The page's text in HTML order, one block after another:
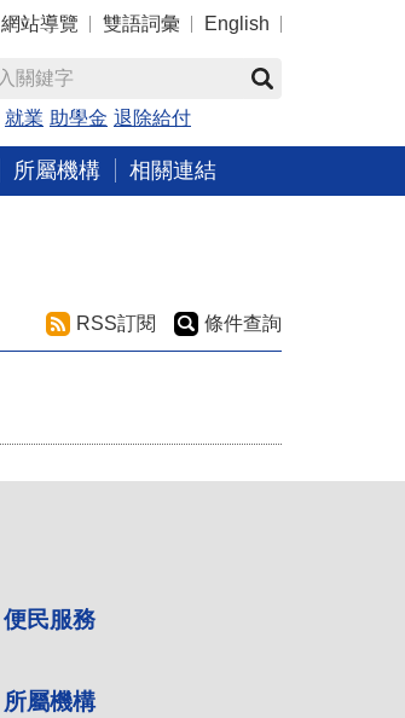
網站導覽 雙語詞彙 English
就業 助學金 退除給付
所屬機構 相關連結
RSS訂閱 條件查詢
便民服務
所屬機構